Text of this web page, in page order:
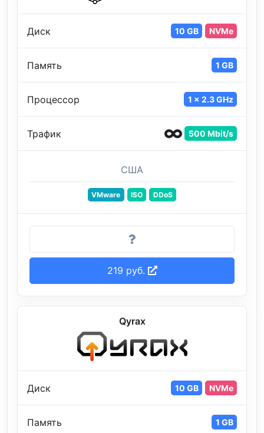
Диск 10 GB NVMe
Память 1 GB
Процессор 1 x 2.3 GHz
Трафик 500 Mbit/s
США
VMware ISO DDoS
219 руб.
Qyrax
Диск 10 GB NVMe
Память 1 GB